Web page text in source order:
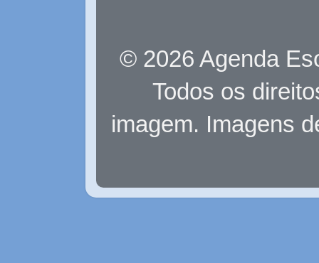
© 2026 Agenda
Todos os
imagem. Imagens